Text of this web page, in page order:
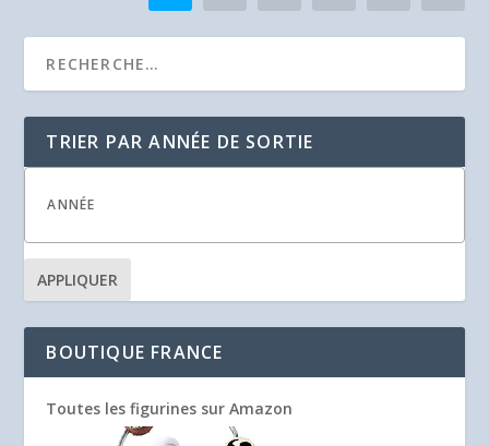
TRIER PAR ANNÉE DE SORTIE
APPLIQUER
BOUTIQUE FRANCE
Toutes les figurines sur Amazon